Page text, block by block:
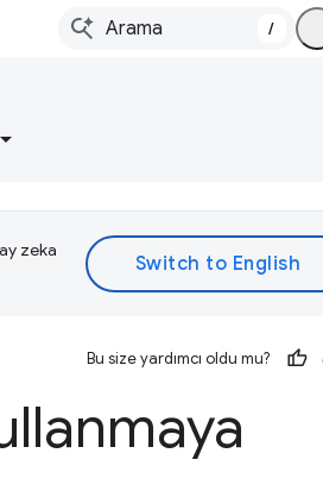
/
zeka
Bu size yardımcı oldu mu?